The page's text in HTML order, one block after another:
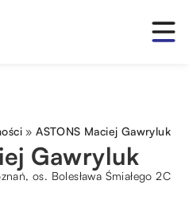
»ASTONS Maciej Gawryluk
Gawryluk
os. Bolesława Śmiałego 2C